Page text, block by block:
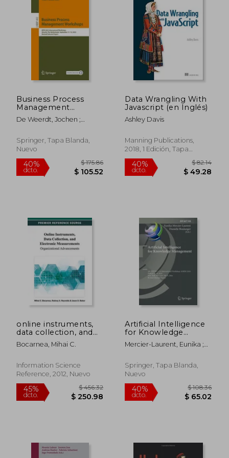
40% $ 355.86 45%
dcto.
40% 40%
dcto.
Business Process
Management
Workshops: BPM
2023 International
the Netherlands,
September 11-15,
Selected Papers (en
Inglés)
De Weerdt, Jochen ;
Springer, Tapa Blanda,
Nuevo
Data Wrangling With
Javascript (en Inglés)
Ashley Davis
Manning Publications,
2018, 1 Edición, Tapa
Blanda, Nuevo
online instruments,
data collection, and
electronic
measurements:
advancements (en
Inglés)
Bocarnea, Mihai C.
Information Science
Reference, 2012, Nuevo
Artificial Intelligence
for Knowledge
Management: 4th Ifip
Wg 12.6 International
2016, Held at Ijcai
2016, New York, Ny,
Mercier-Laurent, Eunika ;
Springer, Tapa Blanda,
Nuevo